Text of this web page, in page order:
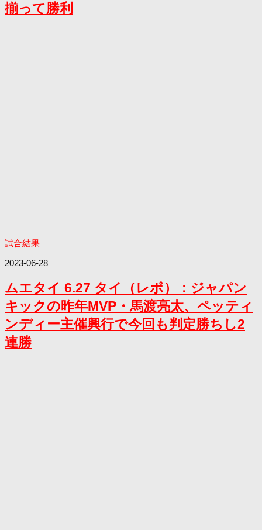
揃って勝利
試合結果
2023-06-28
ムエタイ 6.27 タイ（レポ）：ジャパン
キックの昨年MVP・馬渡亮太、ペッティ
ンディー主催興行で今回も判定勝ちし2
連勝